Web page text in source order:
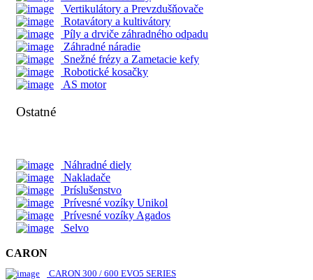
Vertikulátory a Prevzdušňovače
Rotavátory a kultivátory
Píly a drviče záhradného odpadu
Záhradné náradie
Snežné frézy a Zametacie kefy
Robotické kosačky
AS motor
Ostatné
Náhradné diely
Nakladače
Príslušenstvo
Prívesné vozíky Unikol
Prívesné vozíky Agados
Selvo
RX Séria
PX Séria
UTV Séria
Nakladače Multione
Séria 1
Séria 4
Séria 6
Séria 7
Séria 8
Séria 11
Séria EZ
CARON
CARON 300 / 600 EVO5 SERIES